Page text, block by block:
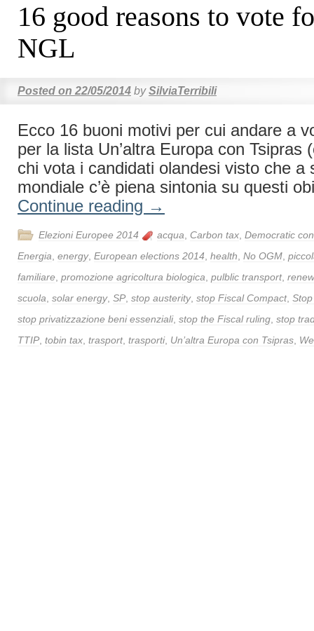
16 good reasons to vote
NGL
Posted on 22/05/2014 by SilviaTerribili
Ecco 16 buoni motivi per cui andare a
per la lista Un’altra Europa con Tsipras
chi vota i candidati olandesi visto che a
mondiale c’è piena sintonia su questi
Continue reading →
Elezioni Europee 2014 acqua Carbon tax Democratic
Energia energy, European elections 2014 health No OGM
familiare promozione agricoltura biologica pulblic transport,
scuola solar energy, SP stop austerity, stop Fiscal Compact,
stop privatizzazione beni essenziali, stop the Fiscal ruling stop
TTIP tobin tax trasport, trasporti, Un’altra Europa con Tsipras